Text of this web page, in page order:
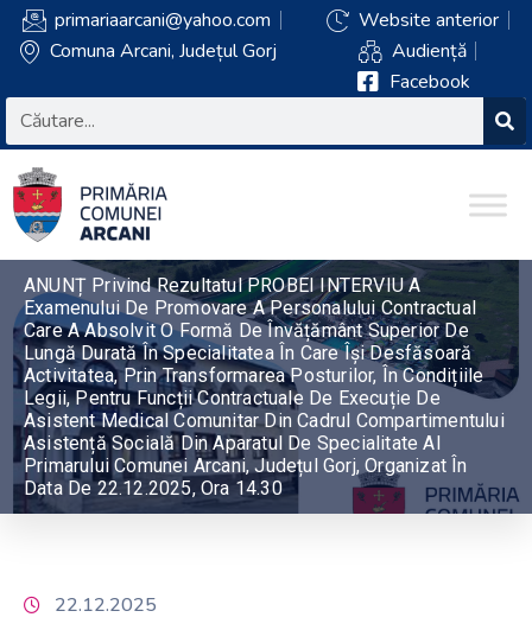
primariaarcani@yahoo.com
Comuna Arcani, Județul Gorj
Website anterior
Audiență
Facebook
ANUNȚ Privind Rezultatul PROBEI INTERVIU A
Examenului De Promovare A Personalului Contractual
Care A Absolvit O Formă De Învățământ Superior De
Lungă Durată În Specialitatea În Care Își Desfăsoară
Activitatea, Prin Transformarea Posturilor, În Condițiile
Legii, Pentru Funcții Contractuale De Execuție De
Asistent Medical Comunitar Din Cadrul Compartimentului
Asistență Socială Din Aparatul De Specialitate Al
Primarului Comunei Arcani, Județul Gorj, Organizat În
Data De 22.12.2025, Ora 14.30
22.12.2025